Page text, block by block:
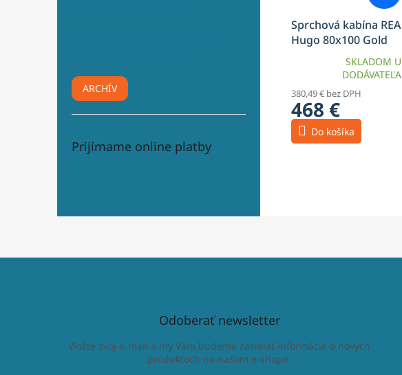
ARCHÍV
Prijímame online platby
Sprchová kabína REA
Hugo 80x100 Gold
SKLADOM U
DODÁVATEĽA
380,49 € bez DPH
468 €
Do košíka
Odoberať newsletter
Vložte svoj e-mail a my Vám budeme zasielať informácie o nových
produktoch na našom e-shope.